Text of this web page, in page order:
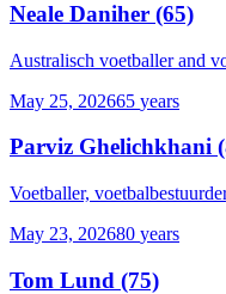
Neale Daniher (65)
Australisch voetballer and
May 25, 202665 years
Parviz Ghelichkhani
Voetballer,
May 23, 202680 years
Tom Lund (75)